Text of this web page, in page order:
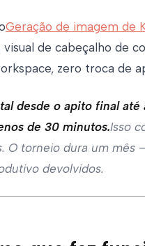
Geração de imagem de
de cabeçalho de
zero troca de
desde o apito final até
de 30 minutos.Isso
O torneio dura um mês
devolvidos.